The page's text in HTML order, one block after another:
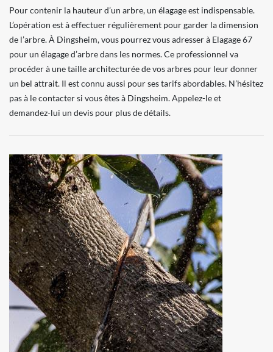
Pour contenir la hauteur d’un arbre, un élagage est indispensable.
L’opération est à effectuer régulièrement pour garder la dimension
de l’arbre. À Dingsheim, vous pourrez vous adresser à Elagage 67
pour un élagage d’arbre dans les normes. Ce professionnel va
procéder à une taille architecturée de vos arbres pour leur donner
un bel attrait. Il est connu aussi pour ses tarifs abordables. N’hésitez
pas à le contacter si vous êtes à Dingsheim. Appelez-le et
demandez-lui un devis pour plus de détails.